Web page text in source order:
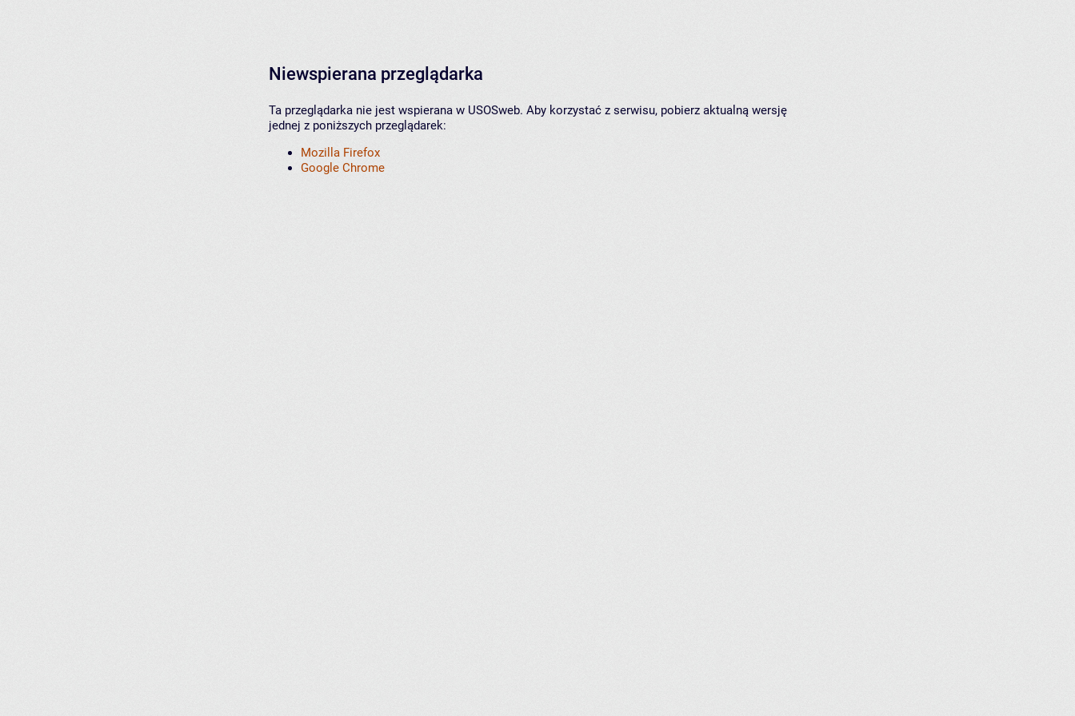
Niewspierana przeglądarka
Ta przeglądarka nie jest wspierana w USOSweb. Aby korzystać z serwisu, pobierz aktualną wersję
jednej z poniższych przeglądarek:
Mozilla Firefox
Google Chrome